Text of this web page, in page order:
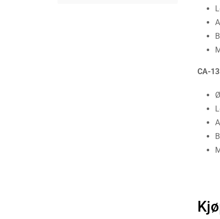
CA-